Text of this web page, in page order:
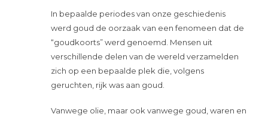
In bepaalde periodes van onze geschiedenis
werd goud de oorzaak van een fenomeen dat de
“goudkoorts” werd genoemd. Mensen uit
verschillende delen van de wereld verzamelden
zich op een bepaalde plek die, volgens
geruchten, rijk was aan goud.
Vanwege olie, maar ook vanwege goud, waren en